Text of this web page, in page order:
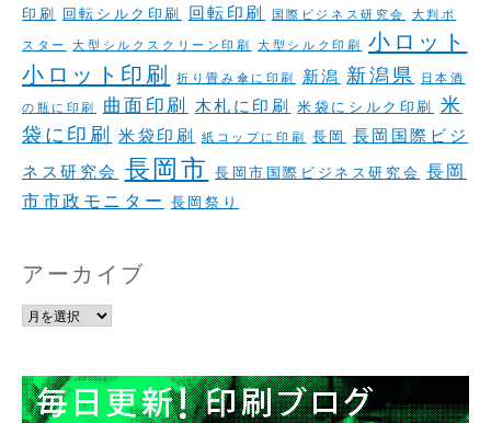
印刷 回転シルク印刷 回転印刷 国際ビジネス研究会
大判ポ
スター
大型シルクスクリーン印刷 大型シルク印刷 小ロット
小ロット印刷
折り畳み傘に印刷 新潟 新潟県
日本酒
の瓶に印刷
曲面印刷 木札に印刷 米袋にシルク印刷 米
袋に印刷 米袋印刷 紙コップに印刷 長岡
長岡国際ビジ
ネス研究会 長岡市 長岡市国際ビジネス研究会 長岡
市市政モニター 長岡祭り
アーカイブ
ア
カ
イ